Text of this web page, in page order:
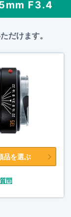
F3.4
だけます。
品を選ぶ
問